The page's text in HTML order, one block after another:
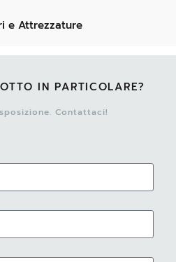
e Attrezzature
IN PARTICOLARE?
Contattaci!